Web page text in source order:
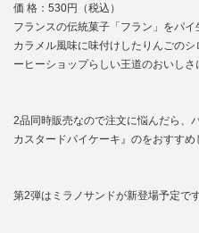
価 格：530円（税込）
フランスの伝統菓子「フラン」をパイ
カラメル風味に味付けしたりんごの
ーヒーショップらしい王道のおいしさ
2品同時販売なので注文に悩んだら、
カスタードパイケーキ』のをおすすめ
第2弾はミラノサンドが新登場予定で